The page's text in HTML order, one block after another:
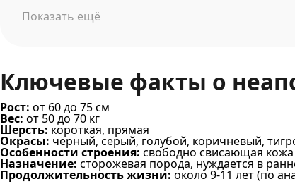
Показать ещё
Ключевые факты о
Рост: от 60 до 75 см
Вес: от 50 до 70 кг
Шерсть: короткая, прямая
Окрасы: чёрный, серый, голубой, коричневый,
Особенности строения: свободно свисающая кожа
Назначение: сторожевая порода, нуждается в
Продолжительность жизни: около 9-11 лет (по